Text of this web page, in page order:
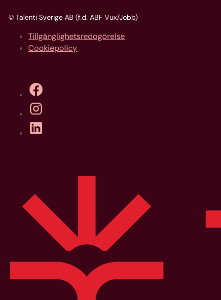
© Talenti Sverige AB (f.d. ABF Vux/Jobb)
Tillgänglighetsredogörelse
Cookiepolicy